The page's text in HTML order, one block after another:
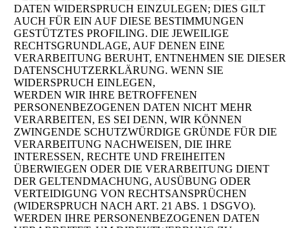
DATEN WIDERSPRUCH EINZULEGEN; DIES GILT
AUCH FÜR EIN AUF DIESE BESTIMMUNGEN
GESTÜTZTES PROFILING. DIE JEWEILIGE
RECHTSGRUNDLAGE, AUF DENEN EINE
VERARBEITUNG BERUHT, ENTNEHMEN SIE DIESER
DATENSCHUTZERKLÄRUNG. WENN SIE
WIDERSPRUCH EINLEGEN,
WERDEN WIR IHRE BETROFFENEN
PERSONENBEZOGENEN DATEN NICHT MEHR
VERARBEITEN, ES SEI DENN, WIR KÖNNEN
ZWINGENDE SCHUTZWÜRDIGE GRÜNDE FÜR DIE
VERARBEITUNG NACHWEISEN, DIE IHRE
INTERESSEN, RECHTE UND FREIHEITEN
ÜBERWIEGEN ODER DIE VERARBEITUNG DIENT
DER GELTENDMACHUNG, AUSÜBUNG ODER
VERTEIDIGUNG VON RECHTSANSPRÜCHEN
(WIDERSPRUCH NACH ART. 21 ABS. 1 DSGVO).
WERDEN IHRE PERSONENBEZOGENEN DATEN